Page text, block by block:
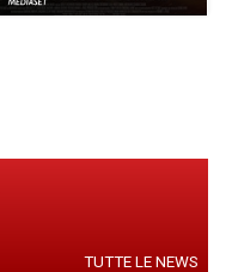
TUTTE LE NEWS